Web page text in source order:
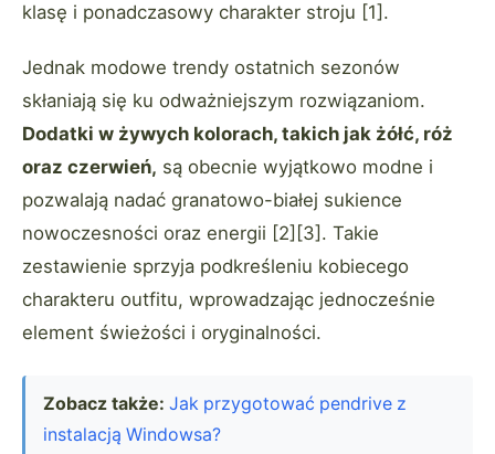
klasę i ponadczasowy charakter stroju [1].
Jednak modowe trendy ostatnich sezonów
skłaniają się ku odważniejszym rozwiązaniom.
Dodatki w żywych kolorach, takich jak żółć, róż
oraz czerwień, są obecnie wyjątkowo modne i
pozwalają nadać granatowo-białej sukience
nowoczesności oraz energii [2][3]. Takie
zestawienie sprzyja podkreśleniu kobiecego
charakteru outfitu, wprowadzając jednocześnie
element świeżości i oryginalności.
Zobacz także: Jak przygotować pendrive z
instalacją Windowsa?